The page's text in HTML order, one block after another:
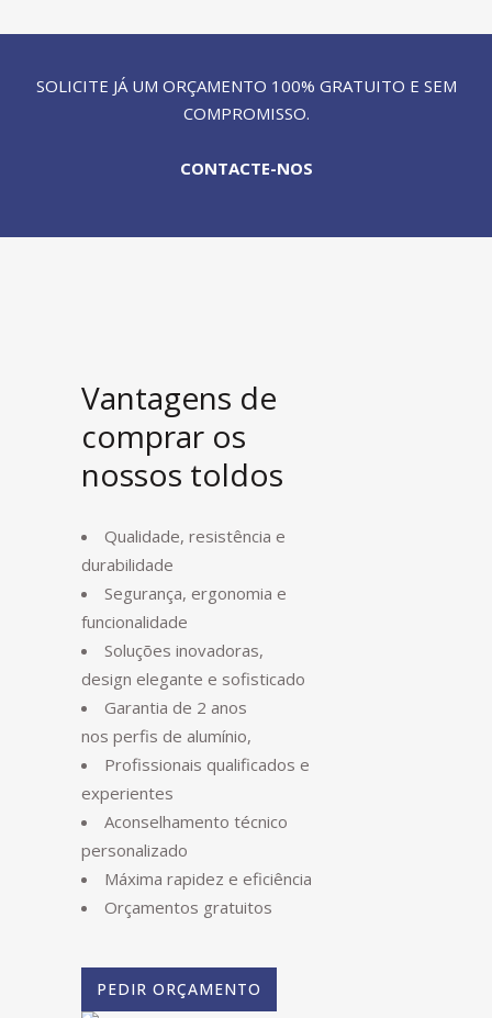
SOLICITE JÁ UM ORÇAMENTO 100% GRATUITO E SEM
COMPROMISSO.
CONTACTE-NOS
Vantagens de
comprar os
nossos toldos
Qualidade, resistência e
durabilidade
Segurança, ergonomia e
funcionalidade
Soluções inovadoras,
design elegante e sofisticado
Garantia de 2 anos
nos perfis de alumínio,
Profissionais qualificados e
experientes
Aconselhamento técnico
personalizado
Máxima rapidez e eficiência
Orçamentos gratuitos
PEDIR ORÇAMENTO